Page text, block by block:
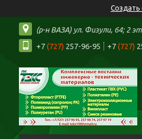
Создать
(р-н ВАЗА) ул. Физули, 64; 2
+7 (727) 257-96-95 +7 (727)